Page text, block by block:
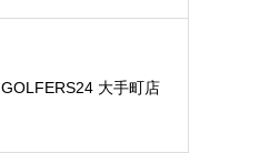
GOLFERS24 大手町店